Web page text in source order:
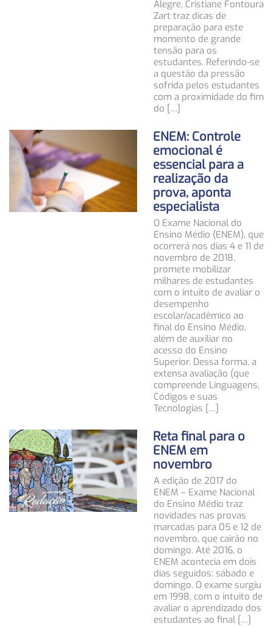
Alegre, Cristiane Fontoura
Zart traz dicas de
preparação para este
momento de grande
tensão para os
estudantes. Referindo-se
a questão da pressão
sofrida pelos estudantes
com a proximidade do fim
do […]
ENEM: Controle
emocional é
essencial para a
realização da
prova, aponta
especialista
O Exame Nacional do
Ensino Médio (ENEM), que
ocorrerá nos dias 4 e 11 de
novembro de 2018,
promete mobilizar
milhares de estudantes
com o intuito de avaliar o
desempenho
escolar/acadêmico ao
final do Ensino Médio,
além de auxiliar no
acesso do Ensino
Superior. Dessa forma, a
extensa avaliação (que
compreende Linguagens,
Códigos e suas
Tecnologias […]
Reta final para o
ENEM em
novembro
A edição de 2017 do
ENEM – Exame Nacional
do Ensino Médio traz
novidades nas provas
marcadas para 05 e 12 de
novembro, que cairão no
domingo. Até 2016, o
ENEM acontecia em dois
dias seguidos: sábado e
domingo. O exame surgiu
em 1998, com o intuito de
avaliar o aprendizado dos
estudantes ao final […]